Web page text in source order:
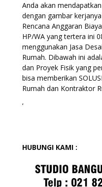
Anda akan
dengan gambar
Rencana Anggaran
HP/WA yang tertera ini
menggunakan Jasa
Rumah. Dibawah ini
dan Proyek Fisik yang
bisa memberikan
Rumah dan Kontraktor
‘
HUBUNGI KAMI :